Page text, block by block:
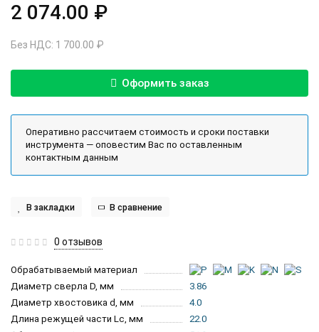
2 074.00 ₽
Без НДС: 1 700.00 ₽
Оформить заказ
Оперативно рассчитаем стоимость и сроки поставки
инструмента — оповестим Вас по оставленным
контактным данным
В закладки В сравнение
0 отзывов
Обрабатываемый материал
Диаметр сверла D, мм
3.86
Диаметр хвостовика d, мм
4.0
Длина режущей части Lc, мм
22.0